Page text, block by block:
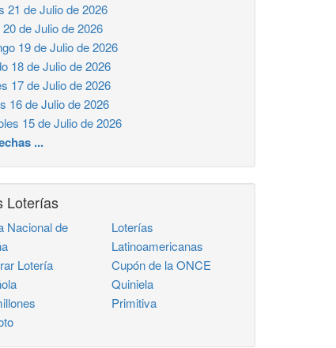
21 de Julio de 2026
de Julio de 2026
19 de Julio de 2026
18 de Julio de 2026
17 de Julio de 2026
16 de Julio de 2026
15 de Julio de 2026
...
Loterías
Nacional de
Lotería
Loterías
Latinoamericanas
Cupón de la ONCE
Quiniela
Primitiva